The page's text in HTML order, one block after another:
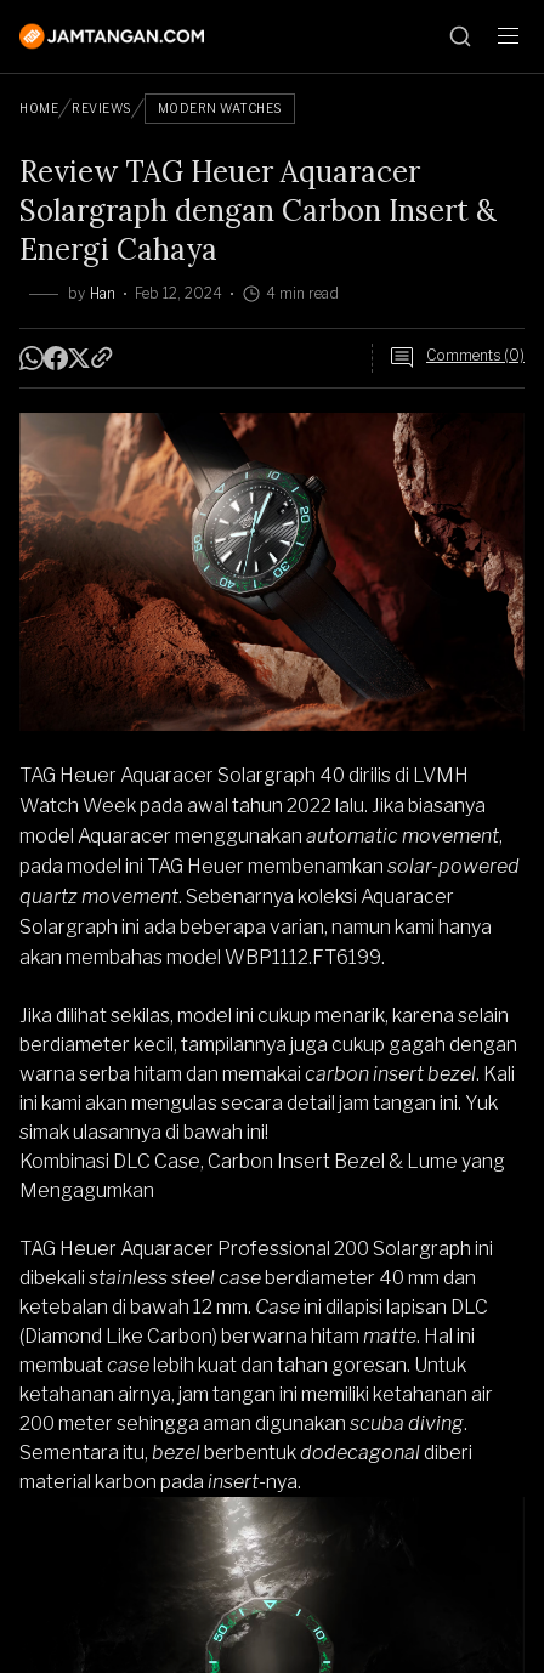
HOME REVIEWS MODERN WATCHES
Review TAG Heuer Aquaracer
Solargraph dengan Carbon Insert &
Energi Cahaya
by Han Feb 12, 2024 4 min read
Comments (0)
TAG Heuer Aquaracer Solargraph 40 dirilis di LVMH
Watch Week pada awal tahun 2022 lalu. Jika biasanya
model Aquaracer menggunakan automatic movement,
pada model ini TAG Heuer membenamkan solar-powered
quartz movement. Sebenarnya koleksi Aquaracer
Solargraph ini ada beberapa varian, namun kami hanya
akan membahas model WBP1112.FT6199.
Jika dilihat sekilas, model ini cukup menarik, karena selain
berdiameter kecil, tampilannya juga cukup gagah dengan
warna serba hitam dan memakai carbon insert bezel. Kali
ini kami akan mengulas secara detail jam tangan ini. Yuk
simak ulasannya di bawah ini!
Kombinasi DLC Case, Carbon Insert Bezel & Lume yang
Mengagumkan
TAG Heuer Aquaracer Professional 200 Solargraph ini
dibekali stainless steel caseberdiameter 40 mm dan
ketebalan di bawah 12 mm. Caseini dilapisi lapisan DLC
(Diamond Like Carbon) berwarna hitam matte. Hal ini
membuatcaselebih kuat dan tahan goresan. Untuk
ketahanan airnya, jam tangan ini memiliki ketahanan air
200 meter sehingga aman digunakan scuba diving.
Sementara itu, bezelberbentukdodecagonaldiberi
material karbon pada insert-nya.